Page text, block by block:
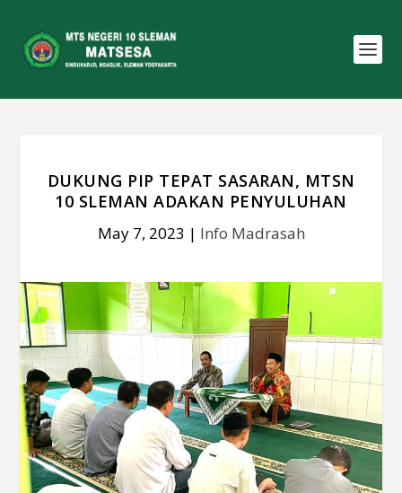
DUKUNG PIP TEPAT SASARAN, MTSN
10 SLEMAN ADAKAN PENYULUHAN
May 7, 2023 | Info Madrasah